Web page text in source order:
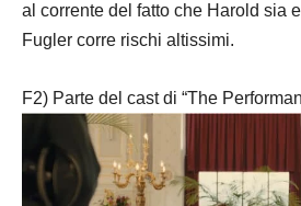
al corrente del fatto che Harold sia
Fugler corre rischi altissimi.
F2) Parte del cast di “The